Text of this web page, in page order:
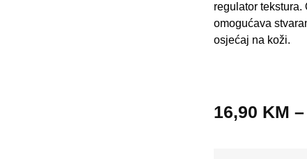
regulator tekstura.
omogućava
osjećaj na koži.
16,90 KM –